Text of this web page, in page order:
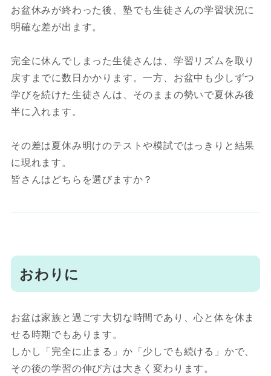
お盆休みが終わった後、塾でも生徒さんの学習状況に
明確な差が出ます。
完全に休んでしまった生徒さんは、学習リズムを取り
戻すまでに数日かかります。一方、お盆中も少しずつ
学びを続けた生徒さんは、そのままの勢いで夏休み後
半に入れます。
その差は夏休み明けのテストや模試ではっきりと結果
に現れます。
皆さんはどちらを選びますか？
おわりに
お盆は家族と過ごす大切な時間であり、心と体を休ま
せる時期でもあります。
しかし「完全に止まる」か「少しでも続ける」かで、
その後の学習の伸び方は大きく変わります。